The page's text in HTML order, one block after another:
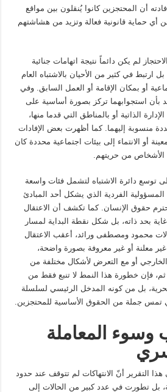
أن المحتجزين كانوا يُنقلون بين مواقع
أي حماية قانونية فعالة وتزيد من هشاشتهم
لم يكن دائماً نتيجة اتهامات جنائية
ارتبط في كثير من الأحيان بالاشتباه العام
أو بمكان الإقامة أو العمل السابق. وفي
بأن استجوابهما تركز بصورة أساسية على
الذاتية أو بالمناطق التي قدما منها،
منسوبة إليهما. كما أظهرت بعض الإفادات
أو الانتماء إلى بيئات اجتماعية محددة كان
الأشخاص من حريتهم.
توسع دائرة الاشتباه لتشمل فئات واسعة
المسؤولية الفردية الذي يشكل أحد المبادئ
حقوق الإنسان. كما تكشف أن الاعتقال
بحد ذاته، بل شكل نقطة البداية لمسار
محمود ومصطفى ورائد، أعقب الاعتقال
معلنة أو غير معروفة بصورة واضحة،
أو مع التعرض لأشكال مختلفة من
فإن خطورة هذا النمط لا تنبع فقط من
بل من كونه المدخل الرئيسي لسلسلة
تمس جملة من الحقوق الأساسية للمحتجزين.
وسوء المعاملة
التقرير أنّ الانتهاكات لم تتوقف عند حدود
بل تطورت في عدد كبير من الحالات إلى